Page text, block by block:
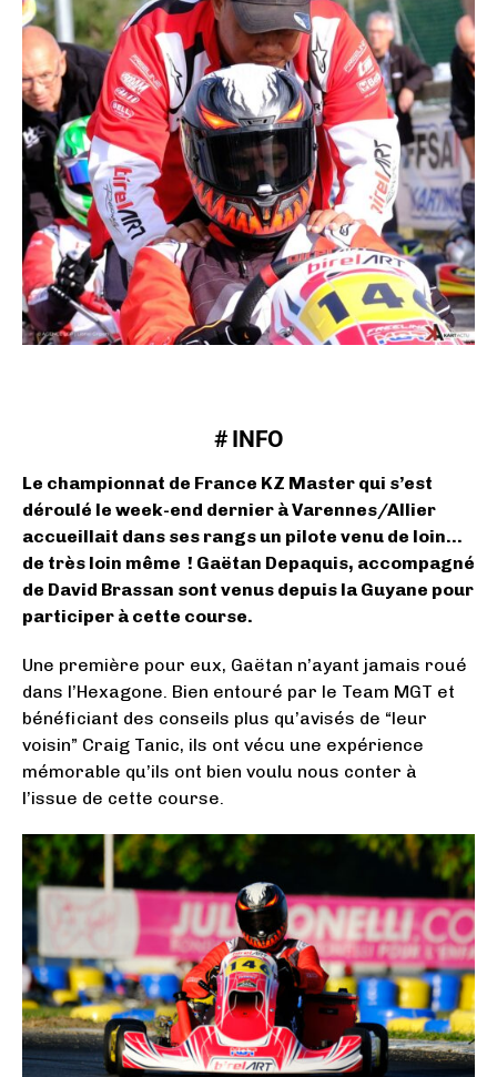
# INFO
Le championnat de France KZ Master qui s’est
déroulé le week-end dernier à Varennes/Allier
accueillait dans ses rangs un pilote venu de loin…
de très loin même ! Gaëtan Depaquis, accompagné
de David Brassan sont venus depuis la Guyane pour
participer à cette course.
Une première pour eux, Gaëtan n’ayant jamais roué
dans l’Hexagone. Bien entouré par le Team MGT et
bénéficiant des conseils plus qu’avisés de “leur
voisin” Craig Tanic, ils ont vécu une expérience
mémorable qu’ils ont bien voulu nous conter à
l’issue de cette course.